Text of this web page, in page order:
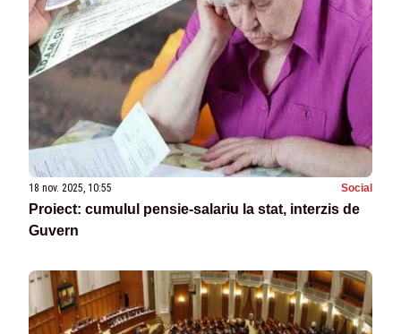
18 nov. 2025, 10:55 Social
Proiect: cumulul pensie-salariu la stat, interzis de
Guvern